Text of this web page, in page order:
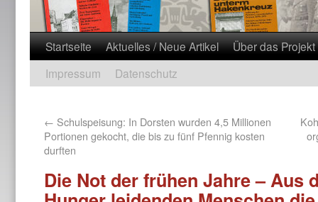
Startseite Aktuelles / Neue Artikel
Über das Projekt
Impressum
Datenschutz
← Schulspeisung: In Dorsten wurden 4,5 Millionen
Portionen gekocht, die bis zu fünf Pfennig kosten
durften
Die Not der frühen Jahre – Aus